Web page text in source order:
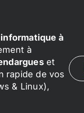
à
à
et
rapide de vos
& Linux),